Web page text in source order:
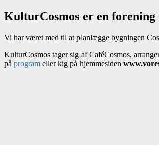
KulturCosmos er en
Vi har været med til at planlægge bygningen
KulturCosmos tager sig af CaféCosmos,
på program eller kig på hjemmesiden